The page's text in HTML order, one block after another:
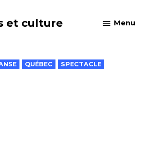
et culture Menu
QUÉBEC SPECTACLE